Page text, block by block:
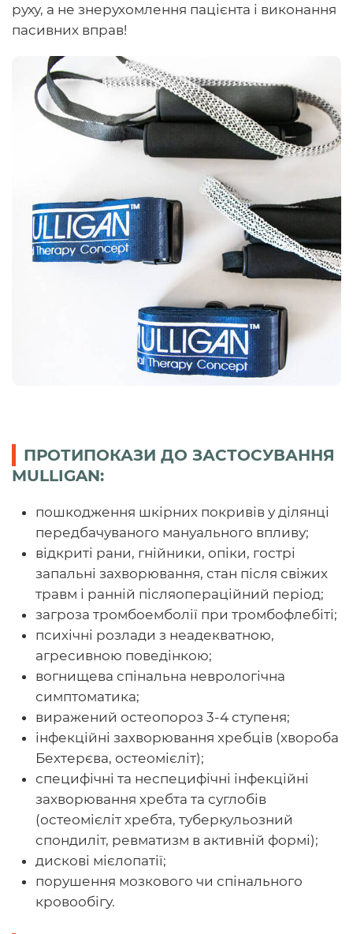
руху, а не знерухомлення пацієнта і виконання
пасивних вправ!
ПРОТИПОКАЗИ ДО ЗАСТОСУВАННЯ
MULLIGAN:
пошкодження шкірних покривів у ділянці
передбачуваного мануального впливу;
відкриті рани, гнійники, опіки, гострі
запальні захворювання, стан після свіжих
травм і ранній післяопераційний період;
загроза тромбоемболії при тромбофлебіті;
психічні розлади з неадекватною,
агресивною поведінкою;
вогнищева спінальна неврологічна
симптоматика;
виражений остеопороз 3-4 ступеня;
інфекційні захворювання хребців (хвороба
Бехтерєва, остеомієліт);
специфічні та неспецифічні інфекційні
захворювання хребта та суглобів
(остеомієліт хребта, туберкульозний
спондиліт, ревматизм в активній формі);
дискові мієлопатії;
порушення мозкового чи спінального
кровообігу.